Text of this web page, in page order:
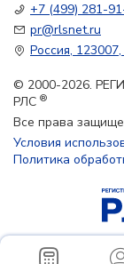
+7 (499) 281-
pr@rlsnet.ru
Россия,
© 2000-2026.
РЛС ®
Все права
Условия
Политика